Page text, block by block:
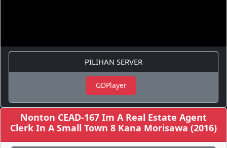
PILIHAN SERVER
GDPlayer
Nonton CEAD-167 Im A Real Estate Agent
Clerk In A Small Town 8 Kana Morisawa (2016)